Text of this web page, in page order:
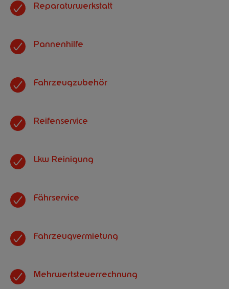
Reparaturwerkstatt
Pannenhilfe
Fahrzeugzubehör
Reifenservice
Lkw Reinigung
Fährservice
Fahrzeugvermietung
Mehrwertsteuerrechnung